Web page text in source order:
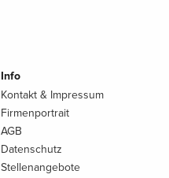
Info
Kontakt & Impressum
Firmenportrait
AGB
Datenschutz
Stellenangebote